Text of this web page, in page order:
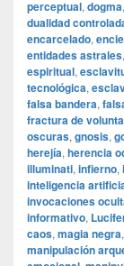
perceptual, dogma,
dualidad
encarcelado,
entidades astrales,
espiritual,
tecnológica,
falsa bandera,
fractura de
oscuras, gnosis,
herejía, herencia
illuminati, infierno,
inteligencia
invocaciones
informativo,
caos, magia negra,
manipulación